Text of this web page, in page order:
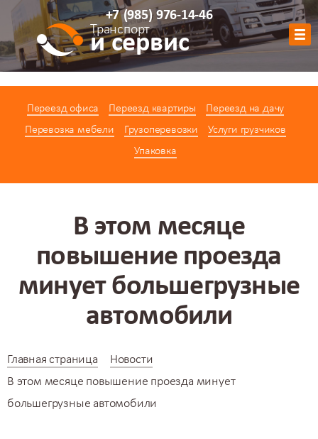
+7(985) 976-14-46
Транспорт
и сервис
Обратный звонок
АКЦИИ
КОНТАКТЫ
КАЛЬКУЛЯТОР
Переезд офиса Переезд квартиры
Переезд на дачу
Перевозка мебели
Грузоперевозки
Услуги грузчиков
Упаковка
В этом месяце
повышение проезда
минует большегрузные
автомобили
Главная страница
Новости
В этом месяце повышение проезда минует
большегрузные автомобили